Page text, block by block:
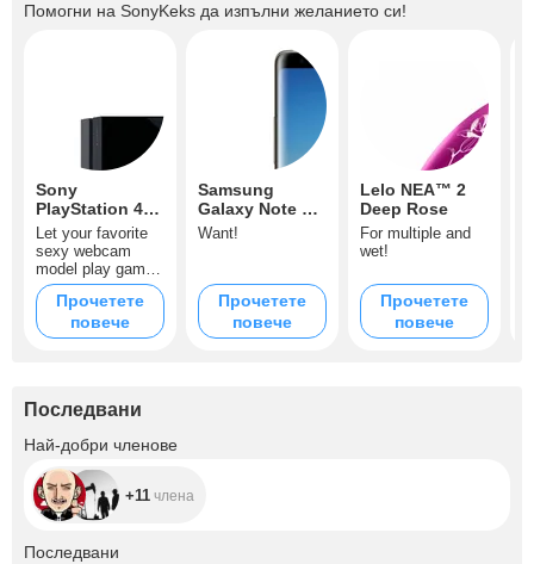
Помогни на SonyKeks да изпълни желанието си!
Sony
PlayStation 4
500GB
Let your favorite
sexy webcam
model play games
with dynamic,
connected
gaming, powerful
graphics and
to show you really
Прочетете
повече
Samsung
Galaxy Note 8
64GB Maple
Want!
Прочетете
повече
Lelo NEA™ 2
Deep Rose
For multiple and
wet!
Прочетете
повече
Последвани
Най-добри членове
+11 члена
Последвани